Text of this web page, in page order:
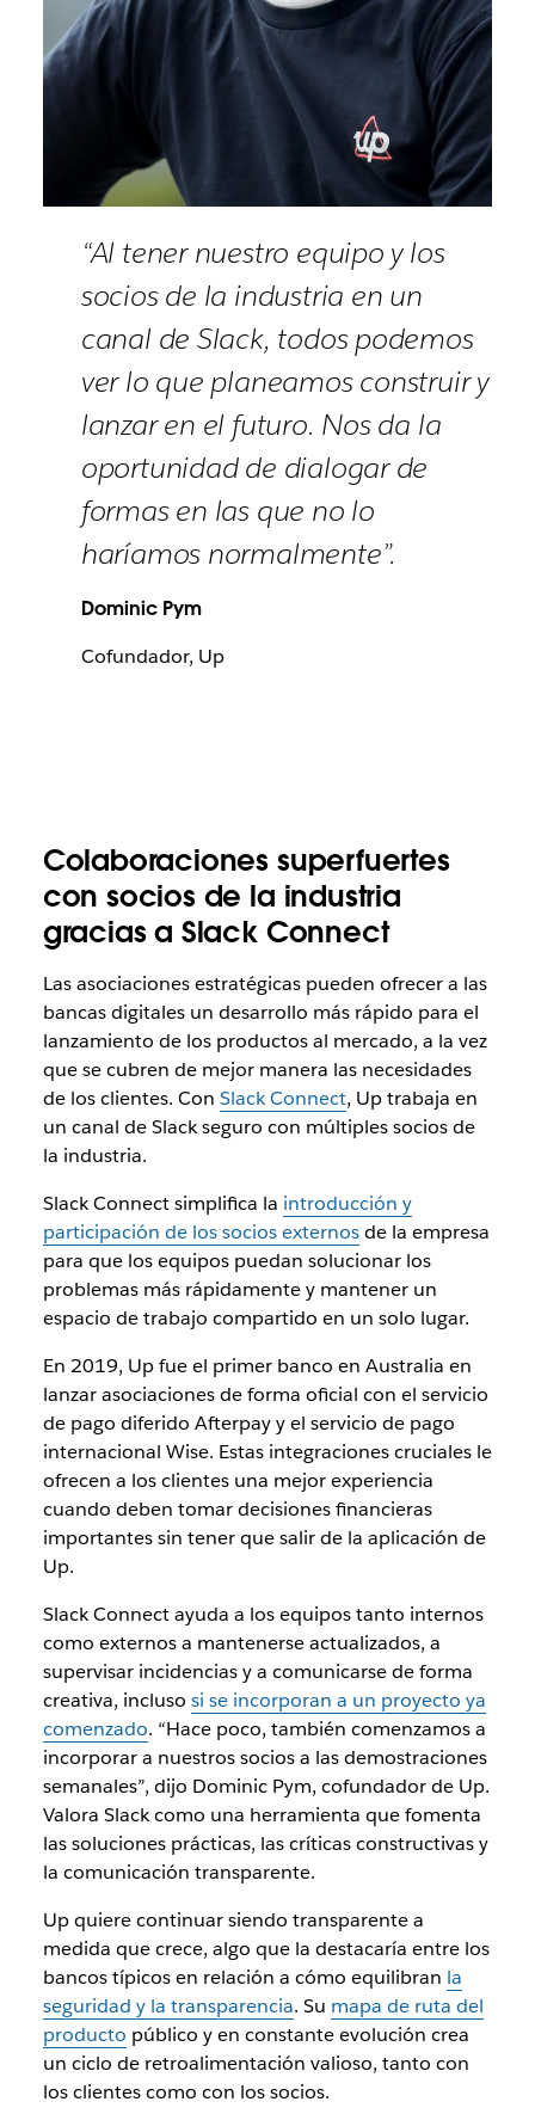
“Al tener nuestro equipo y los
socios de la industria en un
canal de Slack, todos podemos
ver lo que planeamos construir y
lanzar en el futuro. Nos da la
oportunidad de dialogar de
formas en las que no lo
haríamos normalmente”.
Dominic Pym
Cofundador, Up
Colaboraciones superfuertes
con socios de la industria
gracias a Slack Connect
Las asociaciones estratégicas pueden ofrecer a las
bancas digitales un desarrollo más rápido para el
lanzamiento de los productos al mercado, a la vez
que se cubren de mejor manera las necesidades
de los clientes. Con Slack Connect, Up trabaja en
un canal de Slack seguro con múltiples socios de
la industria.
Slack Connect simplifica la introducción y
participación de los socios externosde la empresa
para que los equipos puedan solucionar los
problemas más rápidamente y mantener un
espacio de trabajo compartido en un solo lugar.
En 2019, Up fue el primer banco en Australia en
lanzar asociaciones de forma oficial con el servicio
de pago diferido Afterpay y el servicio de pago
internacional Wise. Estas integraciones cruciales le
ofrecen a los clientes una mejor experiencia
cuando deben tomar decisiones financieras
importantes sin tener que salir de la aplicación de
Up.
Slack Connect ayuda a los equipos tanto internos
como externos a mantenerse actualizados, a
supervisar incidencias y a comunicarse de forma
creativa, incluso si se incorporan a un proyecto ya
comenzado. “Hace poco, también comenzamos a
incorporar a nuestros socios a las demostraciones
semanales”, dijo Dominic Pym, cofundador de Up.
Valora Slack como una herramienta que fomenta
las soluciones prácticas, las críticas constructivas y
la comunicación transparente.
Up quiere continuar siendo transparente a
medida que crece, algo que la destacaría entre los
bancos típicos en relación a cómo equilibran la
seguridad y la transparencia. Su mapa de ruta del
producto público y en constante evolución crea
un ciclo de retroalimentación valioso, tanto con
los clientes como con los socios.